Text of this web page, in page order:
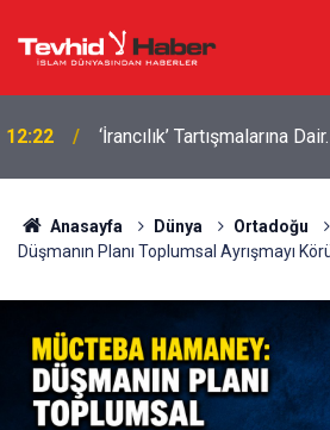
10:52 İran'dan Hürmüz'ün
Anasayfa Dünya Ortadoğu
Düşmanın Planı Toplumsal Ayrışmayı